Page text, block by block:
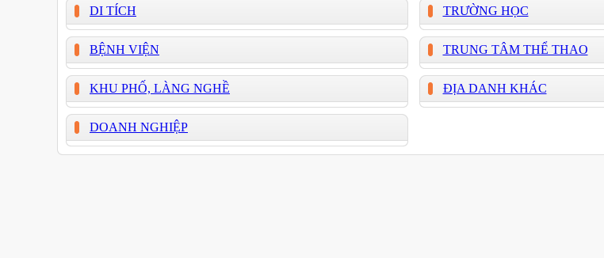
DI TÍCH TRƯỜNG HỌC
BỆNH VIỆN TRUNG TÂM THỂ THAO
KHU PHỐ, LÀNG NGHỀ ĐỊA DANH KHÁC
DOANH NGHIỆP